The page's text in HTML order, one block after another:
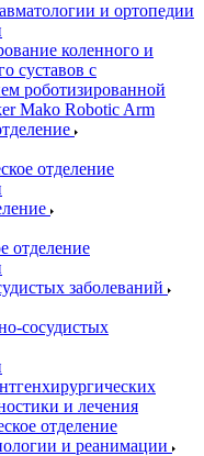
и ортопедии
коленного и
суставов с
роботизированной
Mako Robotic Arm
отделение
отделение
заболеваний
сосудистых
и лечения
отделение
и реанимации